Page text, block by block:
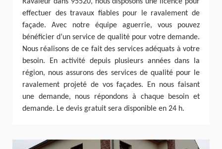
Ravaleur dans 95520, nous disposons une licence pour
effectuer des travaux fiables pour le ravalement de
façade. Avec notre équipe aguerrie, vous pouvez
bénéficier d’un service de qualité pour votre demande.
Nous réalisons de ce fait des services adéquats à votre
besoin. En activité depuis plusieurs années dans la
région, nous assurons des services de qualité pour le
ravalement projeté de vos façades. En nous faisant
une demande, nous répondons à chaque besoin et
demande. Le devis gratuit sera disponible en 24 h.